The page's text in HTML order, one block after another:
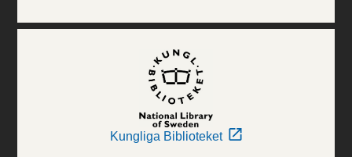
Kungliga Biblioteket